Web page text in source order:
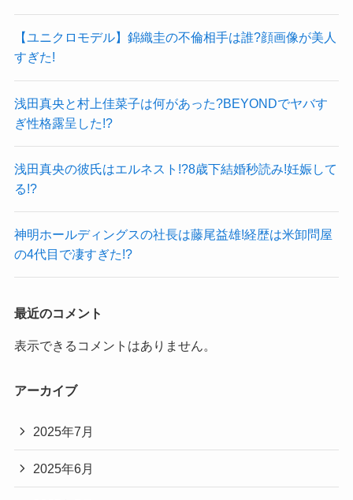
【ユニクロモデル】錦織圭の不倫相手は誰?顔画像が美人
すぎた!
浅田真央と村上佳菜子は何があった?BEYONDでヤバす
ぎ性格露呈した!?
浅田真央の彼氏はエルネスト!?8歳下結婚秒読み!妊娠して
る!?
神明ホールディングスの社長は藤尾益雄!経歴は米卸問屋
の4代目で凄すぎた!?
最近のコメント
表示できるコメントはありません。
アーカイブ
2025年7月
2025年6月